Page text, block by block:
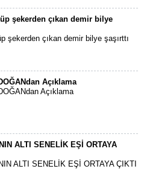
şekerden çıkan demir bilye
şekerden çıkan demir bilye şaşırttı
Açıklama
Açıklama
ALTI SENELİK EŞİ ORTAYA
ALTI SENELİK EŞİ ORTAYA ÇIKTI